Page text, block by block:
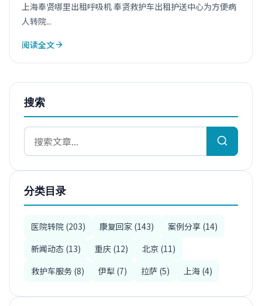
上海奉贤哪里出租呼吸机 奉贤救护车出租护送中心为方便病
人转院...
阅读全文
搜索
分类目录
医院转院 (203) 康复回家 (143)
案例分享 (14)
新闻动态 (13)
重庆 (12)
北京 (11)
救护车服务 (8)
伊犁 (7) 拉萨 (5) 上海 (4)